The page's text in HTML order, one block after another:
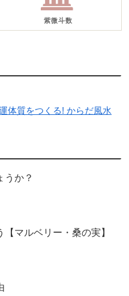
紫微斗数
体質をつくる! からだ風水
うか？
【マルベリー・桑の実】